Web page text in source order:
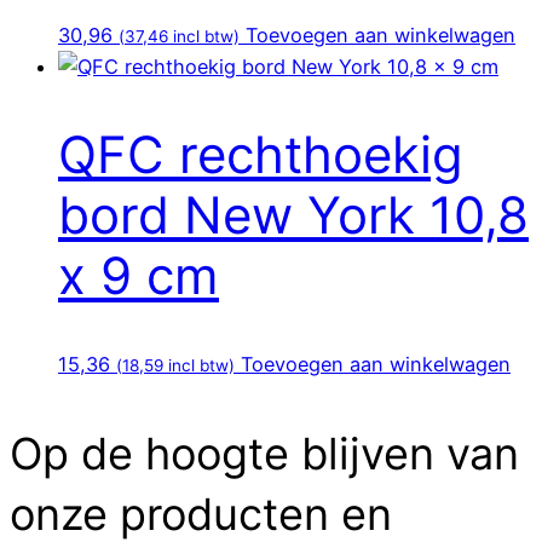
30,96 (37,46 incl btw) Toevoegen aan winkelwagen
QFC rechthoekig
bord New York 10,8
x 9 cm
15,36 (18,59 incl btw) Toevoegen aan winkelwagen
Op de hoogte blijven van
onze producten en